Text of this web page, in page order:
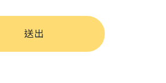
送出